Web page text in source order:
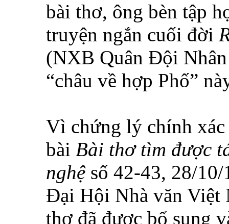
bài thơ, ông bèn tập
truyện ngắn cuối đời
(NXB Quân Đội
“châu về hợp Phố”
Vì chứng lý chính
bài Bài thơ tìm được
nghệsố 42-43, 28/10/
Đại Hội Nhà văn Việt
thơ đã được bổ sung